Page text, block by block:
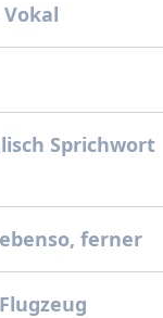
Sprichwort
ferner